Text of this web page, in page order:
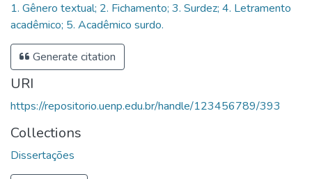
1. Gênero textual; 2. Fichamento; 3. Surdez; 4. Letramento
acadêmico; 5. Acadêmico surdo.
Generate citation
URI
https://repositorio.uenp.edu.br/handle/123456789/393
Collections
Dissertações